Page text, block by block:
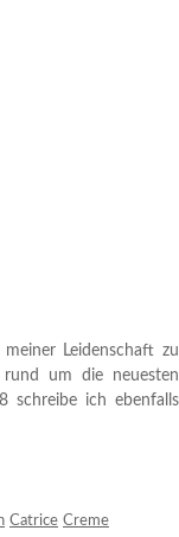
Leidenschaft zu
um die neuesten
schreibe ich ebenfalls
Catrice Creme